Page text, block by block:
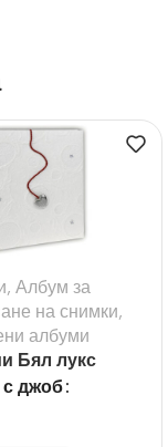
джоб
, Албум за
на снимки,
албуми
Бял лукс